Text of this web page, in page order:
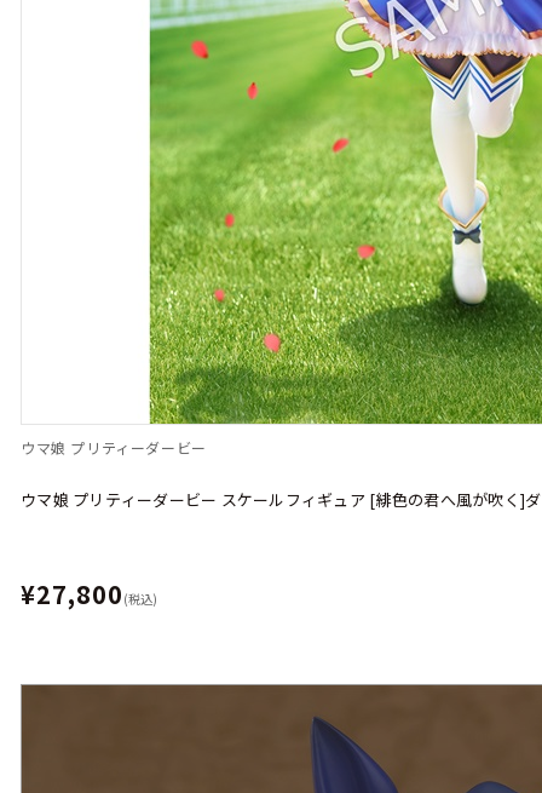
ウマ娘 プリティーダービー
ウマ娘 プリティーダービー スケールフィギュア [緋色の君へ風が吹く]
¥27,800 (税込)